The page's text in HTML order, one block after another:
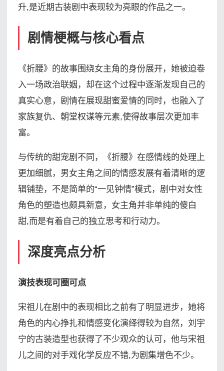
升,是近期古装剧中表现较为亮眼的作品之一。
剧情梗概与核心看点
《折腰》的故事围绕女主角的身份展开，她被迫卷
入一场政治联姻，却在这个过程中逐渐发现自己的
真实心意，剧情在展现甜蜜爱情的同时，也融入了
家族复仇、朝堂权谋等元素,使得故事层次更加丰
富。
与传统的甜宠剧不同，《折腰》在感情线的处理上
更加细腻，男女主角之间的情感发展有着清晰的逻
辑铺垫，不是简单的“一见钟情”模式，剧中对女性
角色的塑造也颇具新意，女主角并非单纯的傻白
甜,而是有着自己的独立思考和行动力。
深度亮点分析
演技表现可圈可点
宋祖儿在剧中的表现相比之前有了明显进步，她将
角色的内心挣扎和情感变化演绎得较为自然，刘宇
宁的古装造型也获得了不少观众的认可，他与宋祖
儿之间的对手戏化学反应不错,为剧集增色不少。